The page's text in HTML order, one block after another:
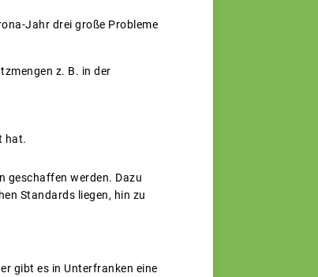
Jahr drei große Probleme
z. B. in der
hat.
geschaffen werden. Dazu
Standards liegen, hin zu
gibt es in Unterfranken eine